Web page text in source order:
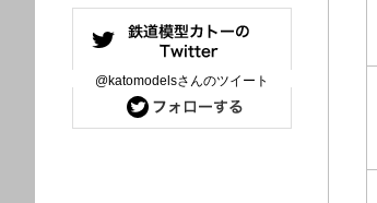
@katomodelsさんのツイート